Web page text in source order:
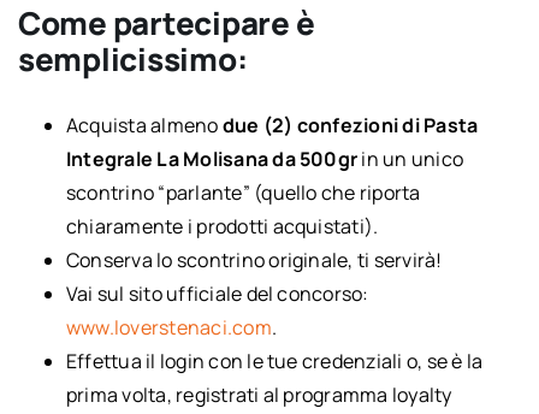
Come partecipare è
semplicissimo:
Acquista almenodue (2) confezioni di Pasta
Integrale La Molisana da 500grin un unico
scontrino “parlante” (quello che riporta
chiaramente i prodotti acquistati).
Conserva lo scontrino originale, ti servirà!
Vai sul sito ufficiale del concorso:
www.loverstenaci.com.
Effettua il login con le tue credenziali o, se è la
prima volta, registrati al programma loyalty